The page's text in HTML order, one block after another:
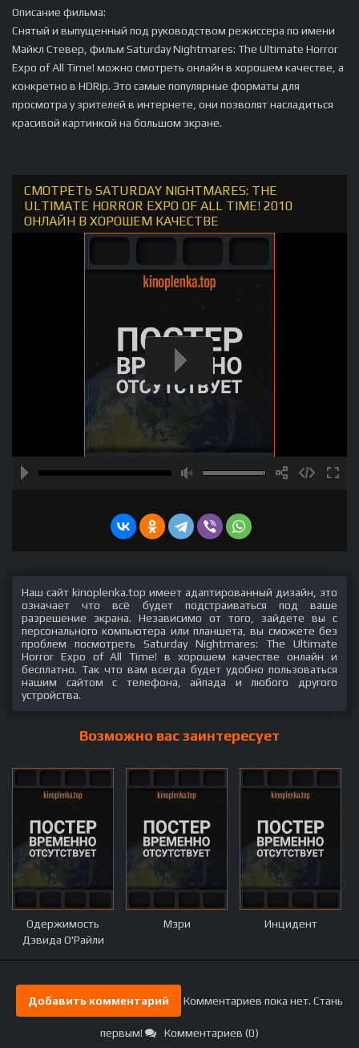
Описание фильма:
Снятый и выпущенный под руководством режиссера по имени
Майкл Стевер, фильм Saturday Nightmares: The Ultimate Horror
Expo of All Time! можно смотреть онлайн в хорошем качестве, а
конкретно в HDRip. Это самые популярные форматы для
просмотра у зрителей в интернете, они позволят насладиться
красивой картинкой на большом экране.
СМОТРЕТЬ SATURDAY NIGHTMARES: THE
ULTIMATE HORROR EXPO OF ALL TIME! 2010
ОНЛАЙН В ХОРОШЕМ КАЧЕСТВЕ
Наш сайт kinoplenka.top имеет адаптированный дизайн, это
означает что всё будет подстраиваться под ваше
разрешение экрана. Независимо от того, зайдете вы с
персонального компьютера или планшета, вы сможете без
проблем посмотреть Saturday Nightmares: The Ultimate
Horror Expo of All Time! в хорошем качестве онлайн и
бесплатно. Так что вам всегда будет удобно пользоваться
нашим сайтом с телефона, айпада и любого другого
устройства.
Возможно вас заинтересует
Одержимость
Дэвида О'Райли
Мэри Инцидент
Добавить комментарий Комментариев пока нет. Стань
первым! Комментариев (0)